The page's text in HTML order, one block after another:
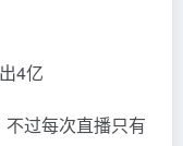
过每次直播只有